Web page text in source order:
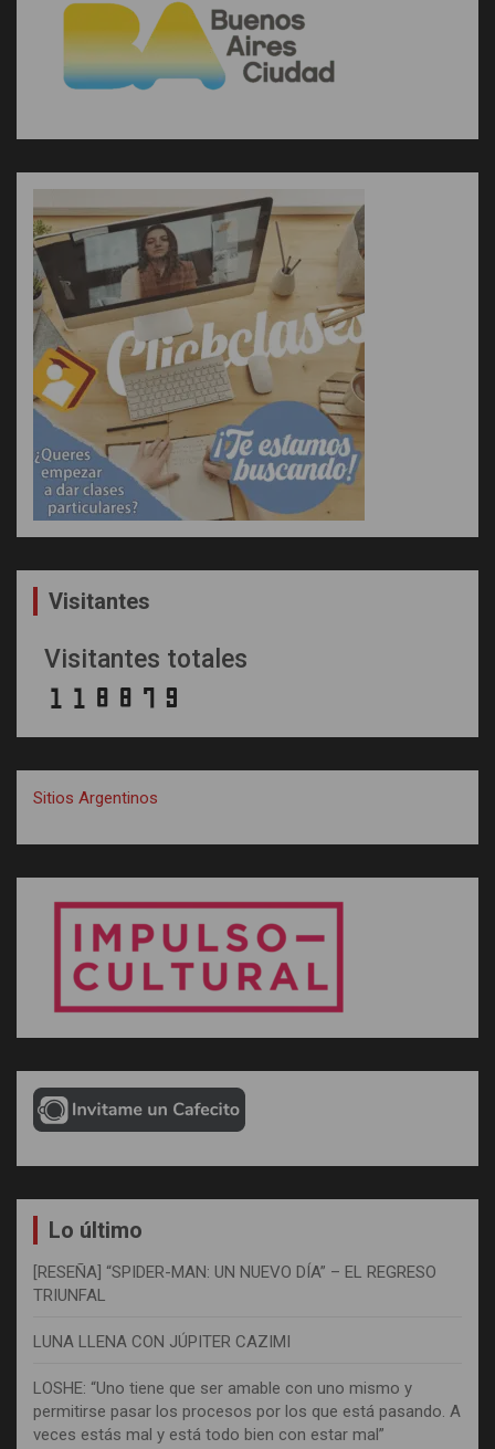
Visitantes
Visitantes totales
Sitios Argentinos
Lo último
[RESEÑA] “SPIDER-MAN: UN NUEVO DÍA” – EL REGRESO
TRIUNFAL
LUNA LLENA CON JÚPITER CAZIMI
LOSHE: “Uno tiene que ser amable con uno mismo y
permitirse pasar los procesos por los que está pasando. A
veces estás mal y está todo bien con estar mal”